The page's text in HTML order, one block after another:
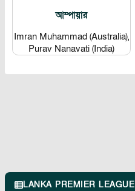
আম্পায়ার
Imran Muhammad (Australia),
Purav Nanavati (India)
LANKA PREMIER LEAGUE